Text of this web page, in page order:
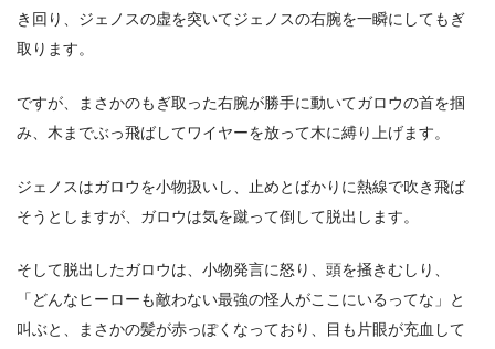
き回り、ジェノスの虚を突いてジェノスの右腕を一瞬にしてもぎ
取ります。
ですが、まさかのもぎ取った右腕が勝手に動いてガロウの首を掴
み、木までぶっ飛ばしてワイヤーを放って木に縛り上げます。
ジェノスはガロウを小物扱いし、止めとばかりに熱線で吹き飛ば
そうとしますが、ガロウは気を蹴って倒して脱出します。
そして脱出したガロウは、小物発言に怒り、頭を掻きむしり、
「どんなヒーローも敵わない最強の怪人がここにいるってな」と
叫ぶと、まさかの髪が赤っぽくなっており、目も片眼が充血して